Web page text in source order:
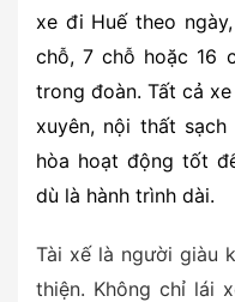
xe đi Huế theo
chỗ, 7 chỗ hoặc 16
trong đoàn. Tất cả
xuyên, nội thất
hòa hoạt động tốt
dù là hành trình dài.
Tài xế là người giàu
thiện. Không chỉ lái